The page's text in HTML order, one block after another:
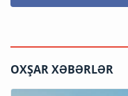
OXŞAR XƏBƏRLƏR